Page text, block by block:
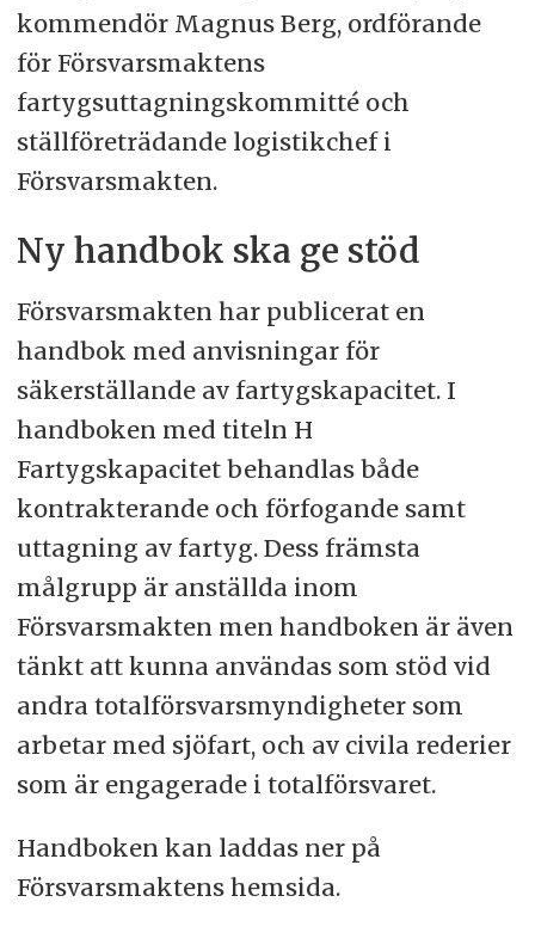
kommendör Magnus Berg, ordförande
för Försvarsmaktens
fartygsuttagningskommitté och
ställföreträdande logistikchef i
Försvarsmakten.
Ny handbok ska ge stöd
Försvarsmakten har publicerat en
handbok med anvisningar för
säkerställande av fartygskapacitet. I
handboken med titeln H
Fartygskapacitet behandlas både
kontrakterande och förfogande samt
uttagning av fartyg. Dess främsta
målgrupp är anställda inom
Försvarsmakten men handboken är även
tänkt att kunna användas som stöd vid
andra totalförsvarsmyndigheter som
arbetar med sjöfart, och av civila rederier
som är engagerade i totalförsvaret.
Handboken kan laddas ner på
Försvarsmaktens hemsida.